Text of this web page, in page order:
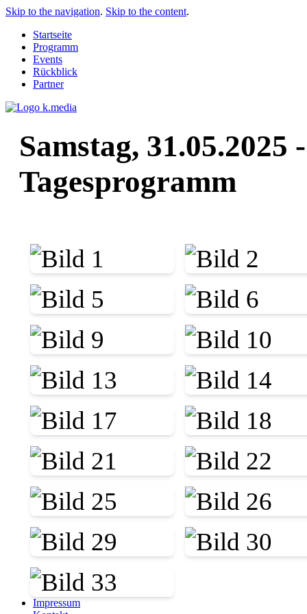
Skip to the navigation. Skip to the content.
Startseite
Programm
Events
Rückblick
Partner
Samstag, 31.05.2025
Tagesprogramm
Impressum